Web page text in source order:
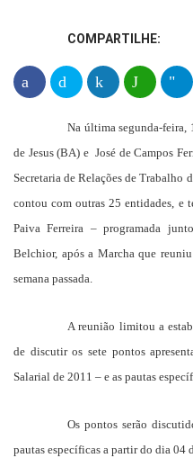
COMPARTILHE:
Na última segunda-feira,
de Jesus (BA) e José de Campos
Secretaria de Relações de Trabalho
contou com outras 25 entidades, e
Paiva Ferreira – programada
Belchior, após a Marcha que
semana passada.
A reunião limitou a
de discutir os sete pontos
Salarial de 2011 – e as pautas
Os pontos serão
pautas específicas a partir do dia 04